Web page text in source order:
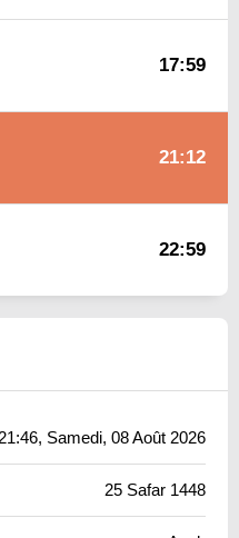
17:59
21:12
22:59
21:46, Samedi, 08 Août 2026
25 Safar 1448